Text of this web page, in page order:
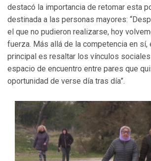
destacó la importancia de retomar esta
destinada a las personas mayores:
el que no pudieron realizarse, hoy
fuerza. Más allá de la competencia en sí,
principal es resaltar los vínculos sociales
espacio de encuentro entre pares que
oportunidad de verse día tras día”.